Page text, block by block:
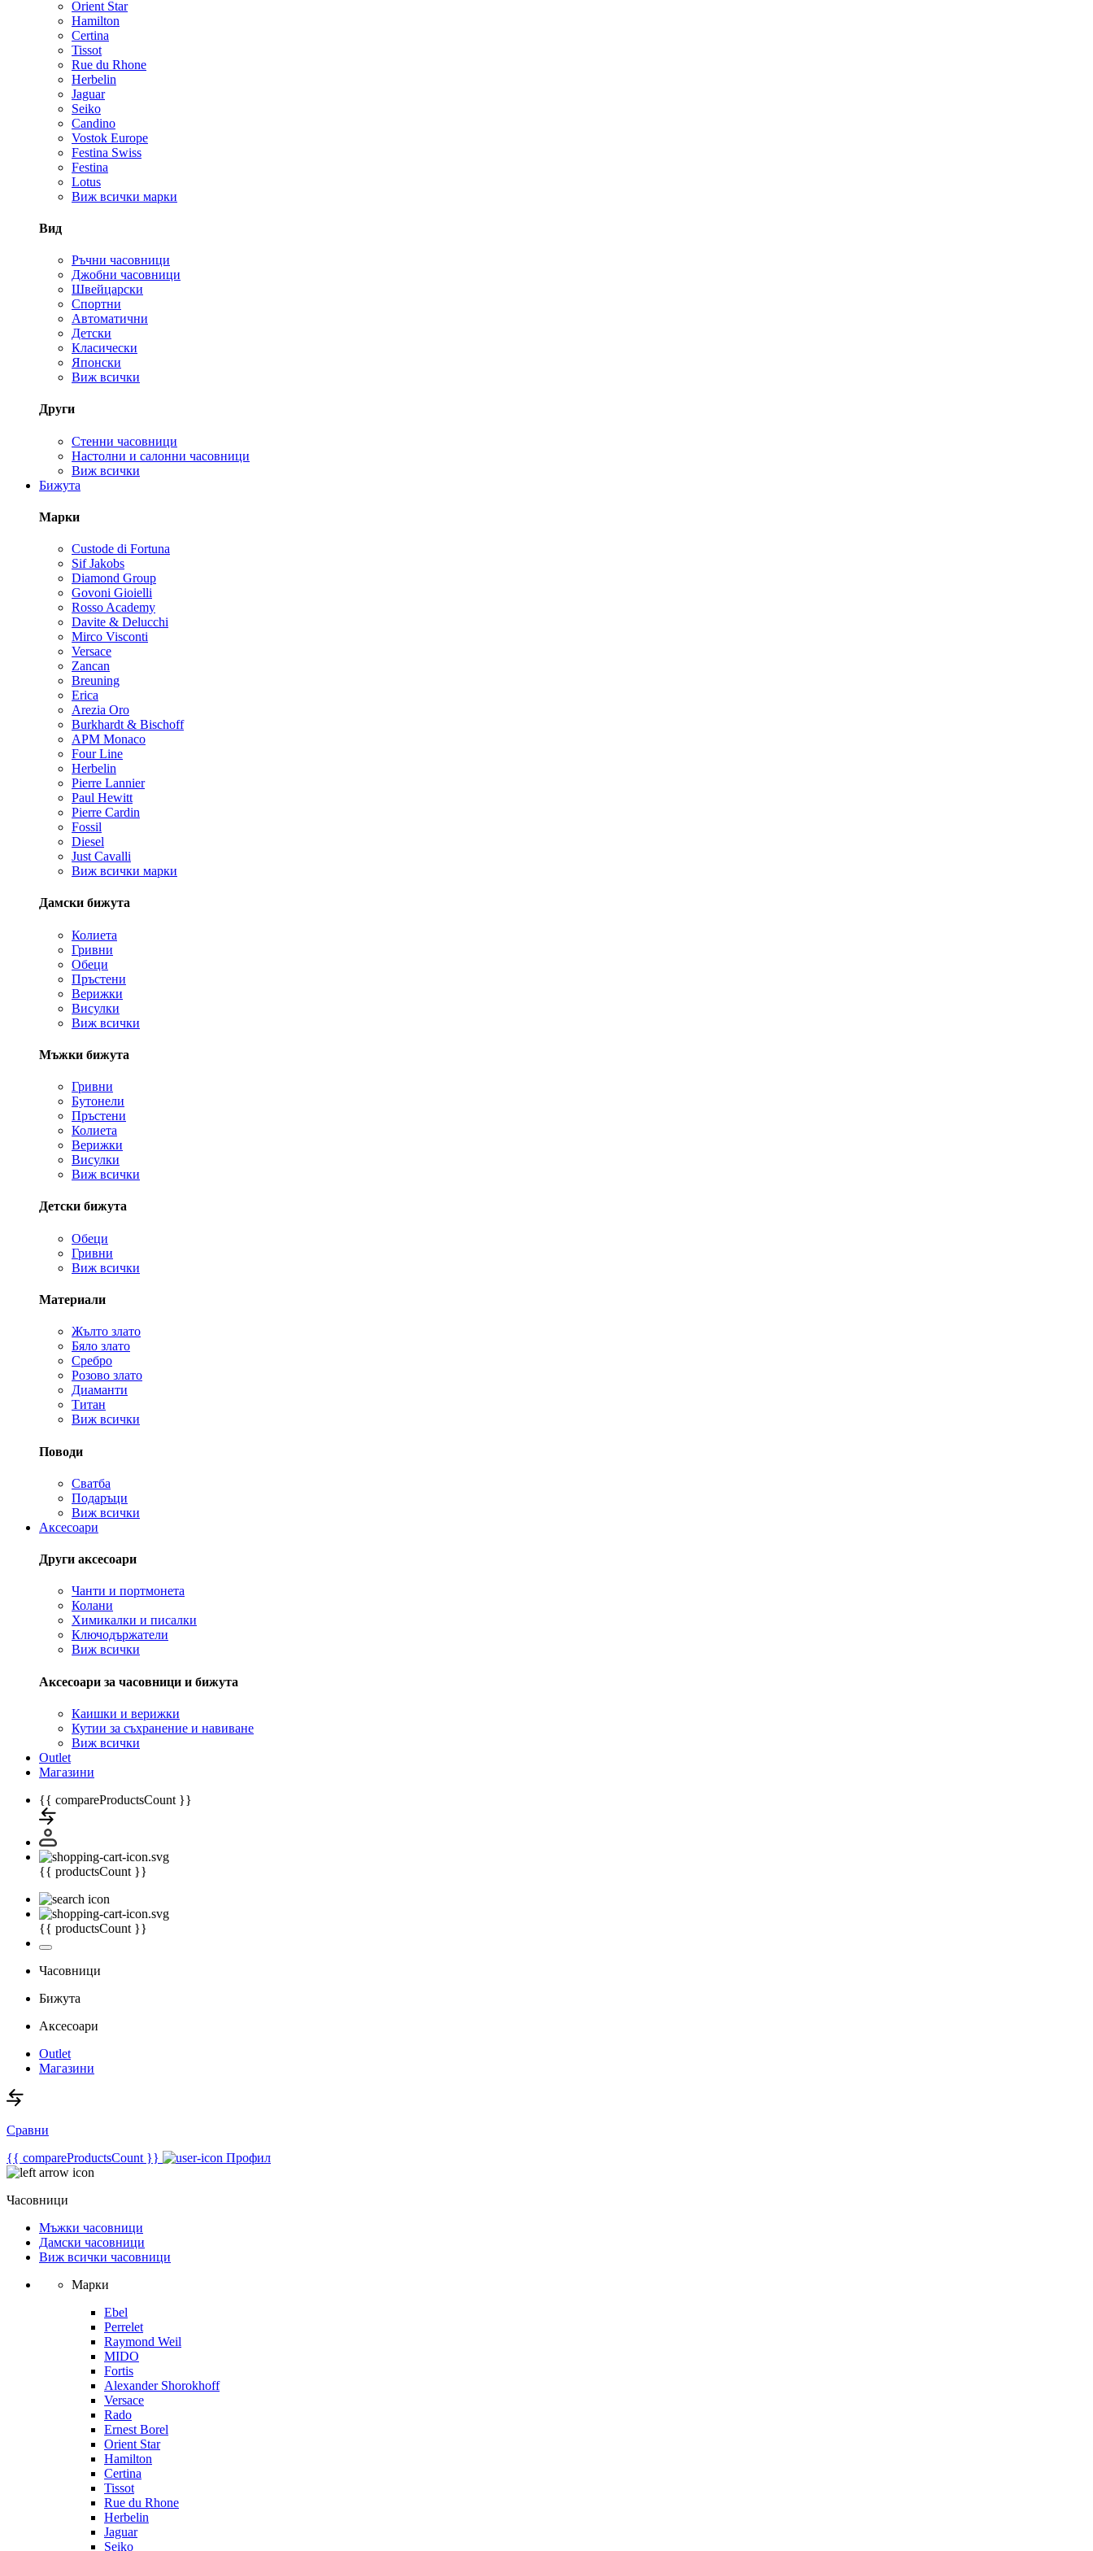
Orient Star
Hamilton
Certina
Tissot
Rue du Rhone
Herbelin
Jaguar
Seiko
Candino
Vostok Europe
Festina Swiss
Festina
Lotus
Виж всички марки
Вид
Ръчни часовници
Джобни часовници
Швейцарски
Спортни
Автоматични
Детски
Класически
Японски
Виж всички
Други
Стенни часовници
Настолни и салонни часовници
Виж всички
Бижута
Марки
Custode di Fortuna
Sif Jakobs
Diamond Group
Govoni Gioielli
Rosso Academy
Davite & Delucchi
Mirco Visconti
Versace
Zancan
Breuning
Erica
Arezia Oro
Burkhardt & Bischoff
APM Monaco
Four Line
Herbelin
Pierre Lannier
Paul Hewitt
Pierre Cardin
Fossil
Diesel
Just Cavalli
Виж всички марки
Дамски бижута
Колиета
Гривни
Обеци
Пръстени
Верижки
Висулки
Виж всички
Мъжки бижута
Гривни
Бутонели
Пръстени
Колиета
Верижки
Висулки
Виж всички
Детски бижута
Обеци
Гривни
Виж всички
Материали
Жълто злато
Бяло злато
Сребро
Розово злато
Диаманти
Титан
Виж всички
Поводи
Сватба
Подаръци
Виж всички
Аксесоари
Други аксесоари
Чанти и портмонета
Колани
Химикалки и писалки
Ключодържатели
Виж всички
Аксесоари за часовници и бижута
Каишки и верижки
Кутии за съхранение и навиване
Виж всички
Outlet
Магазини
{{ compareProductsCount }}
{{ productsCount }}
{{ productsCount }}
Часовници
Бижута
Аксесоари
Outlet
Магазини
Сравни
{{ compareProductsCount }}
Профил
Часовници
Мъжки часовници
Дамски часовници
Виж всички часовници
Марки
Ebel
Perrelet
Raymond Weil
MIDO
Fortis
Alexander Shorokhoff
Versace
Rado
Ernest Borel
Orient Star
Hamilton
Certina
Tissot
Rue du Rhone
Herbelin
Jaguar
Seiko